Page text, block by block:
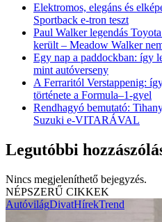
Elektromos, elegáns és
Sportback e-tron teszt
Paul Walker legendás
került – Meadow Walker
Egy nap a paddockban: így
mint autóverseny
A Ferraritól Verstappenig:
története a Formula–1-gyel
Rendhagyó bemutató:
Suzuki e-VITARÁVAL
Legutóbbi
Nincs megjeleníthető bejegyzés.
NÉPSZERŰ CIKKEK
AutóvilágDivatHírekTrend